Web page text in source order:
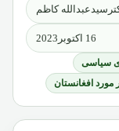
کاظم
16 اکتوبر2023
سیاسی
مورد افغانستان